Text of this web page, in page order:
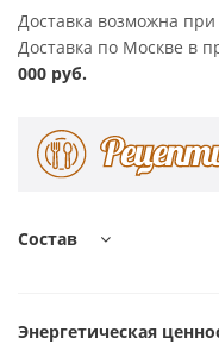
Доставка возможна при
Доставка по Москве в
000 руб.
Состав
Энергетическая